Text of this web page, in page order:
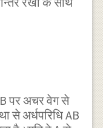
-1 \right)
\right] }
\\ =r{ c
पर अचर वेग से
से अर्धपरिधि AB